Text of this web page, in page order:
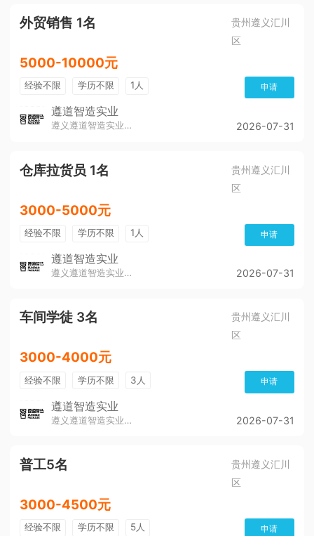
外贸销售 1名
贵州遵义汇川
区
5000-10000元
经验不限 学历不限 1人 申请
遵道智造实业
遵义遵道智造实业有限公司 2026-07-31
仓库拉货员 1名
贵州遵义汇川
区
3000-5000元
经验不限 学历不限 1人 申请
遵道智造实业
遵义遵道智造实业有限公司 2026-07-31
车间学徒 3名
贵州遵义汇川
区
3000-4000元
经验不限 学历不限 3人 申请
遵道智造实业
遵义遵道智造实业有限公司 2026-07-31
普工5名
贵州遵义汇川
区
3000-4500元
经验不限 学历不限 5人 申请